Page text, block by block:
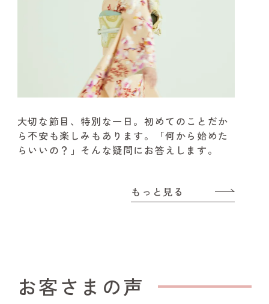
大切な節目、特別な一日。初めてのことだか
ら不安も楽しみもあります。
「何から始めた
らいいの？」そんな疑問にお答えします。
もっと見る
お客さまの声